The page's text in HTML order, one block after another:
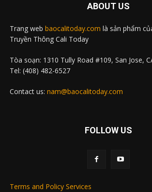
ABOUT US
Trang web baocalitoday.com là sản phẩm
Truyền Thông Cali Today
Tòa soạn: 1310 Tully Road #109, San Jose,
Tel: (408) 482-6527
Contact us: nam@baocalitoday.com
FOLLOW US
Terms and Policy Services